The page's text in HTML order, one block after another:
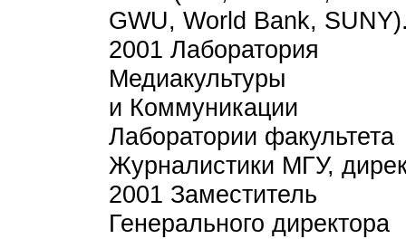
GWU, World Bank,
2001 Лаборатория
Медиакультуры
и Коммуникации
Лаборатории факультета
Журналистики МГУ,
2001 Заместитель
Генерального директора